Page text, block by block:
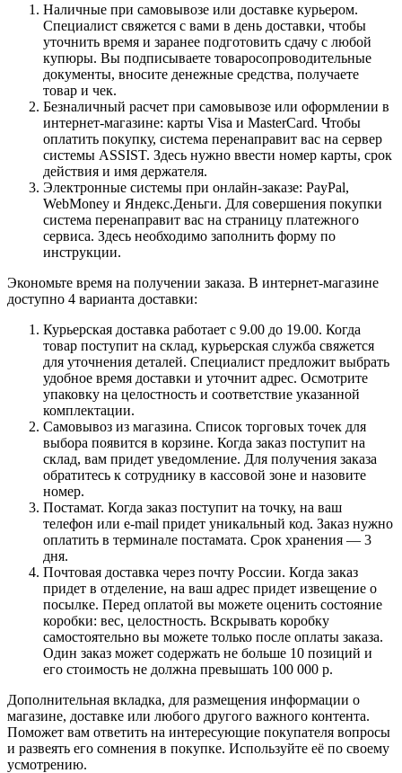
Наличные при самовывозе или доставке курьером.
Специалист свяжется с вами в день доставки, чтобы
уточнить время и заранее подготовить сдачу с любой
купюры. Вы подписываете товаросопроводительные
документы, вносите денежные средства, получаете
товар и чек.
Безналичный расчет при самовывозе или оформлении в
интернет-магазине: карты Visa и MasterCard. Чтобы
оплатить покупку, система перенаправит вас на сервер
системы ASSIST. Здесь нужно ввести номер карты, срок
действия и имя держателя.
Электронные системы при онлайн-заказе: PayPal,
WebMoney и Яндекс.Деньги. Для совершения покупки
система перенаправит вас на страницу платежного
сервиса. Здесь необходимо заполнить форму по
инструкции.
Экономьте время на получении заказа. В интернет-магазине
доступно 4 варианта доставки:
Курьерская доставка работает с 9.00 до 19.00. Когда
товар поступит на склад, курьерская служба свяжется
для уточнения деталей. Специалист предложит выбрать
удобное время доставки и уточнит адрес. Осмотрите
упаковку на целостность и соответствие указанной
комплектации.
Самовывоз из магазина. Список торговых точек для
выбора появится в корзине. Когда заказ поступит на
склад, вам придет уведомление. Для получения заказа
обратитесь к сотруднику в кассовой зоне и назовите
номер.
Постамат. Когда заказ поступит на точку, на ваш
телефон или e-mail придет уникальный код. Заказ нужно
оплатить в терминале постамата. Срок хранения — 3
дня.
Почтовая доставка через почту России. Когда заказ
придет в отделение, на ваш адрес придет извещение о
посылке. Перед оплатой вы можете оценить состояние
коробки: вес, целостность. Вскрывать коробку
самостоятельно вы можете только после оплаты заказа.
Один заказ может содержать не больше 10 позиций и
его стоимость не должна превышать 100 000 р.
Дополнительная вкладка, для размещения информации о
магазине, доставке или любого другого важного контента.
Поможет вам ответить на интересующие покупателя вопросы
и развеять его сомнения в покупке. Используйте её по своему
усмотрению.